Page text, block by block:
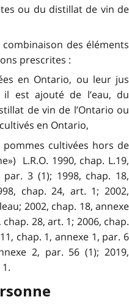
ou du distillat de vin de
des éléments
prescrites :
en Ontario, ou leur jus
il est ajouté de l’eau, du
de vin de l’Ontario ou
en Ontario,
cultivées hors de
L.R.O. 1990, chap. L.19,
3 (1); 1998, chap. 18,
chap. 24, art. 1; 2002,
2002, chap. 18, annexe
chap. 28, art. 1; 2006, chap.
chap. 1, annexe 1, par. 6
2, par. 56 (1); 2019,